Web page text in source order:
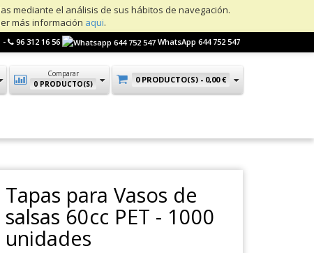
mediante el análisis de sus hábitos de navegación.
más información aqui.
- 96 312 16 56 WhatsApp 644 752 547
0 PRODUCTO(S) - 0,00 €
Comparar
0 PRODUCTO(S)
Tapas para Vasos de
salsas 60cc PET - 1000
unidades